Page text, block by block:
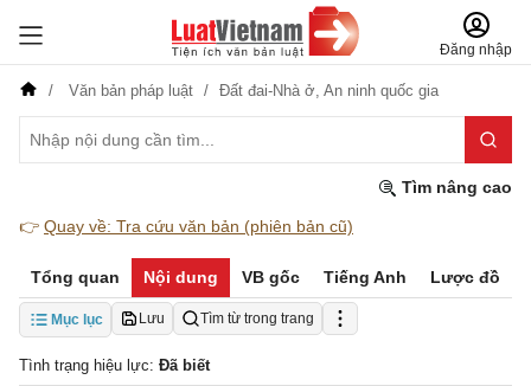
Đăng nhập
Văn bản pháp luật Đất đai-Nhà ở, An ninh quốc gia
Tìm nâng cao
👉 Quay về: Tra cứu văn bản (phiên bản cũ)
Tổng quan Nội dung VB gốc Tiếng Anh Lược đồ
Mục lục Lưu Tìm từ trong trang
Tình trạng hiệu lực: Đã biết